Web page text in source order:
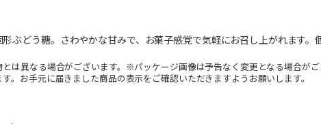
ぶどう糖。さわやかな甘みで、お菓子感覚で気軽にお召し上がれます。
は異なる場合がございます。※パッケージ画像は予告なく変更となる場合が
。お手元に届きました商品の表示をご確認いただきますようお願いします。